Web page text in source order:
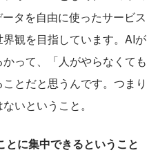
タを自由に使ったサービス
観を目指しています。AIが
って、「人がやらなくても
とだと思うんです。つまり
いということ。
に集中できるということ